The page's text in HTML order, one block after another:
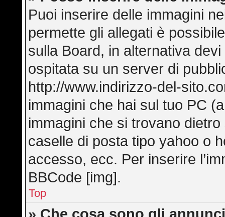
Puoi inserire delle immagini
permette gli allegati è
sulla Board, in alternativa
ospitata su un server di
http://www.indirizzo-del-
immagini che hai sul tuo PC
immagini che si trovano
caselle di posta tipo yahoo o
accesso, ecc. Per inserire
BBCode [img].
Top